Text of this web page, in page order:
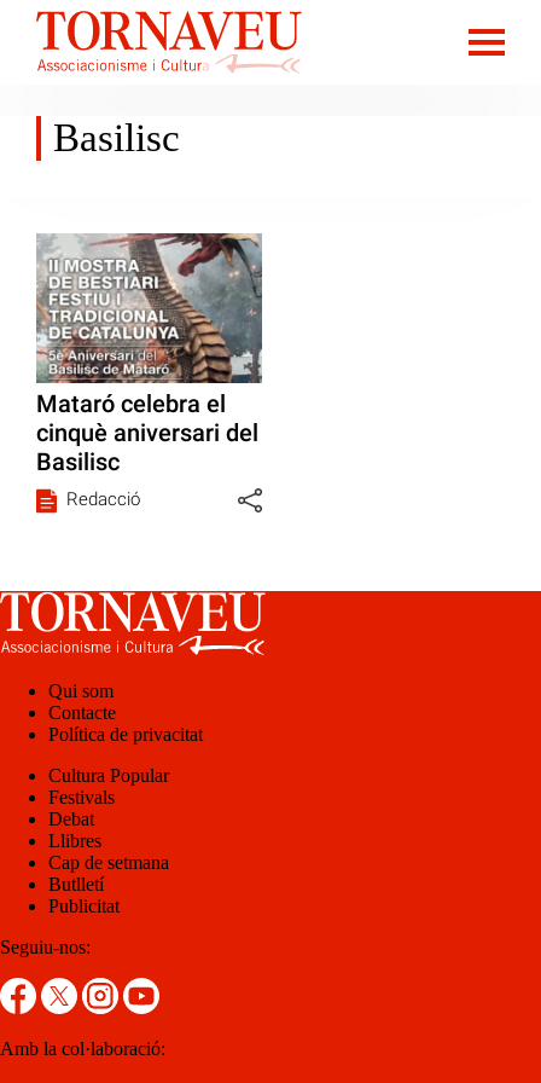
Basilisc
Mataró celebra el
cinquè aniversari del
Basilisc
Redacció
Qui som
Contacte
Política de privacitat
Cultura Popular
Festivals
Debat
Llibres
Cap de setmana
Butlletí
Publicitat
Seguiu-nos:
Amb la col·laboració: